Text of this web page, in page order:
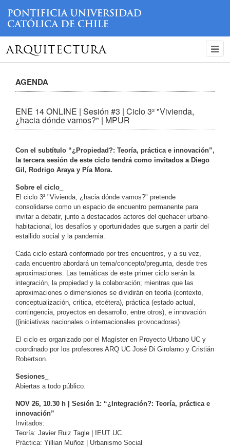
ARQUITECTURA
AGENDA
ENE 14 ONLINE | Sesión #3 | Ciclo 3² "Vivienda,
¿hacia dónde vamos?" | MPUR
Con el subtítulo “¿Propiedad?: Teoría, práctica e innovación”,
la tercera sesión de este ciclo tendrá como invitados a Diego
Gil, Rodrigo Araya y Pía Mora.
Sobre el ciclo_
El ciclo 3² "Vivienda, ¿hacia dónde vamos?" pretende
consolidarse como un espacio de encuentro permanente para
invitar a debatir, junto a destacados actores del quehacer urbano-
habitacional, los desafíos y oportunidades que surgen a partir del
estallido social y la pandemia.
Cada ciclo estará conformado por tres encuentros, y a su vez,
cada encuentro abordará un tema/concepto/pregunta, desde tres
aproximaciones. Las temáticas de este primer ciclo serán la
integración, la propiedad y la colaboración; mientras que las
aproximaciones o dimensiones se dividirán en teoría (contexto,
conceptualización, crítica, etcétera), práctica (estado actual,
contingencia, proyectos en desarrollo, entre otros), e innovación
((iniciativas nacionales o internacionales provocadoras).
El ciclo es organizado por el Magíster en Proyecto Urbano UC y
coordinado por los profesores ARQ UC José Di Girolamo y Cristián
Robertson.
Sesiones_
Abiertas a todo público.
NOV 26, 10.30 h | Sesión 1: “¿Integración?: Teoría, práctica e
innovación”
Invitados:
Teoría: Javier Ruiz Tagle | IEUT UC
Práctica: Yillian Muñoz | Urbanismo Social